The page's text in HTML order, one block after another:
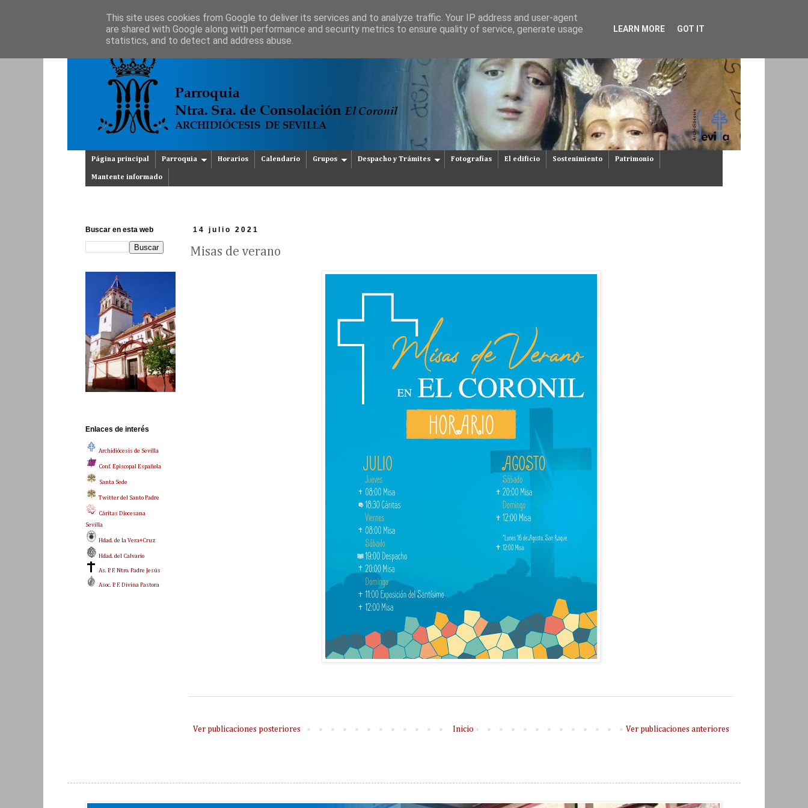
Página principal Parroquia Horarios Calendario Grupos Despacho y Trámites Fotografías El edificio Sostenimiento Patrimonio
Mantente informado
14 julio 2021
Misas de verano
Ver publicaciones posteriores Ver publicaciones anteriores
Inicio
Buscar en esta web
Enlaces de interés
Archidiócesis de Sevilla
Conf. Episcopal Española
Santa Sede
Twitter del Santo Padre
Cáritas Diocesana
Sevilla
Hdad. de la Vera+Cruz
Hdad. del Calvario
As. P. F. Ntro. Padre Jesús
Asoc. P. F. Divina Pastora
This site uses cookies from Google to deliver its services and to analyze traffic. Your IP address and user-agent
are shared with Google along with performance and security metrics to ensure quality of service, generate usage
statistics, and to detect and address abuse.
LEARN MORE GOT IT